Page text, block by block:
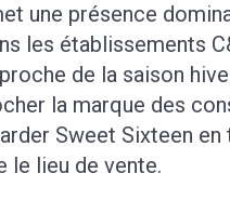
une présence
les établissements
de la saison
la marque des
Sweet Sixteen
le lieu de vente.